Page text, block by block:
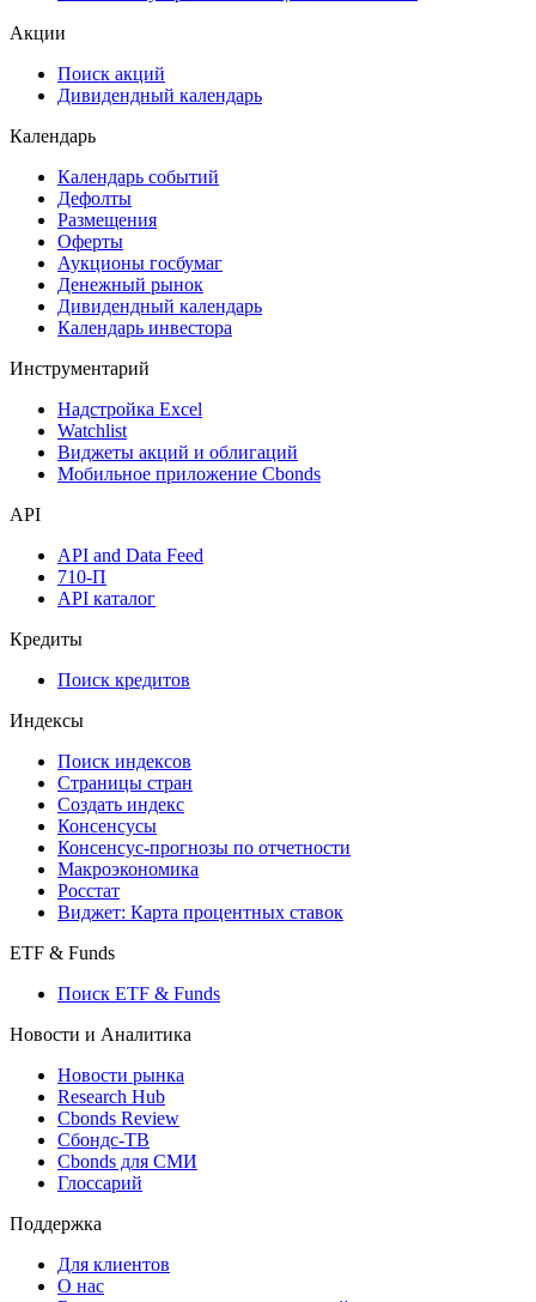
Акции
Поиск акций
Дивидендный календарь
Календарь
Календарь событий
Дефолты
Размещения
Оферты
Аукционы госбумаг
Денежный рынок
Дивидендный календарь
Календарь инвестора
Инструментарий
Надстройка Excel
Watchlist
Виджеты акций и облигаций
Мобильное приложение Cbonds
API
API and Data Feed
710-П
API каталог
Кредиты
Поиск кредитов
Индексы
Поиск индексов
Страницы стран
Создать индекс
Консенсусы
Консенсус-прогнозы по отчетности
Макроэкономика
Росстат
Виджет: Карта процентных ставок
ETF & Funds
Поиск ETF & Funds
Новости и Аналитика
Новости рынка
Research Hub
Cbonds Review
Сбондс-ТВ
Cbonds для СМИ
Глоссарий
Поддержка
Для клиентов
О нас